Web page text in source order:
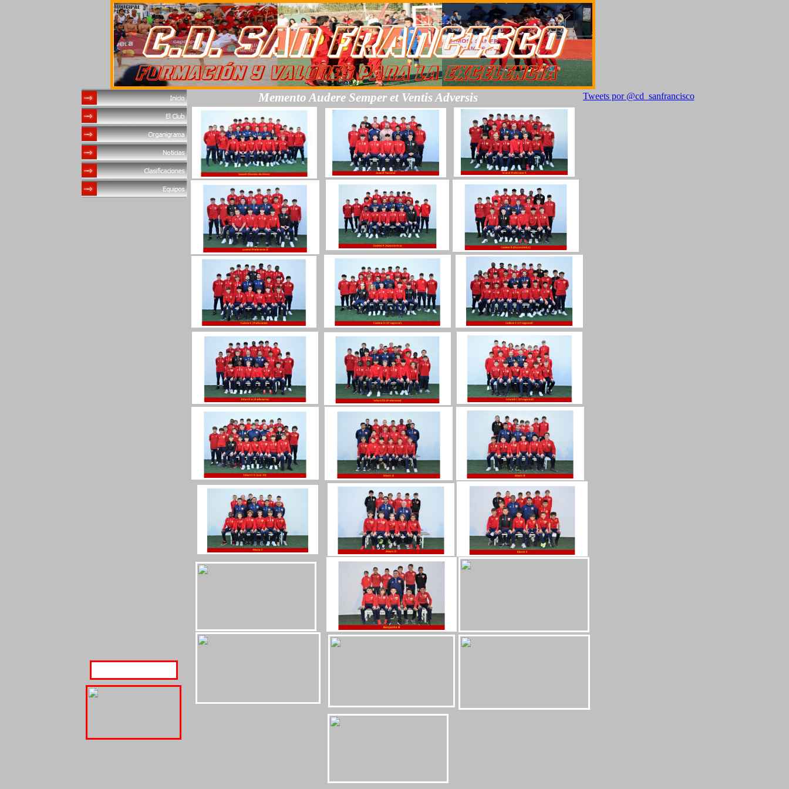
Tweets por @cd_sanfrancisco
Memento Audere Semper et Ventis Adversis